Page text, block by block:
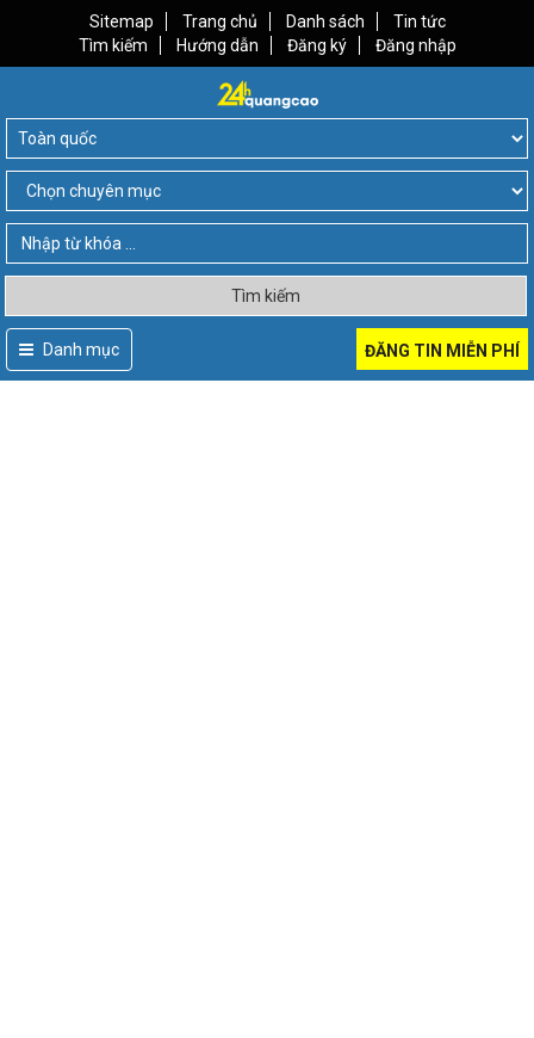
Sitemap Trang chủ Danh sách
Tin tức
Tìm kiếm
Hướng dẫn Đăng ký Đăng nhập
Tìm kiếm
Danh mục ĐĂNG TIN MIỄN PHÍ